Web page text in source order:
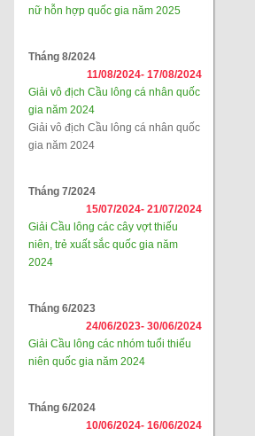
nữ hỗn hợp quốc gia năm 2025
Tháng 8/2024
11/08/2024- 17/08/2024
Giải vô địch Cầu lông cá nhân quốc
gia năm 2024
Giải vô địch Cầu lông cá nhân quốc
gia năm 2024
Tháng 7/2024
15/07/2024- 21/07/2024
Giải Cầu lông các cây vợt thiếu
niên, trẻ xuất sắc quốc gia năm
2024
Tháng 6/2023
24/06/2023- 30/06/2024
Giải Cầu lông các nhóm tuổi thiếu
niên quốc gia năm 2024
Tháng 6/2024
10/06/2024- 16/06/2024